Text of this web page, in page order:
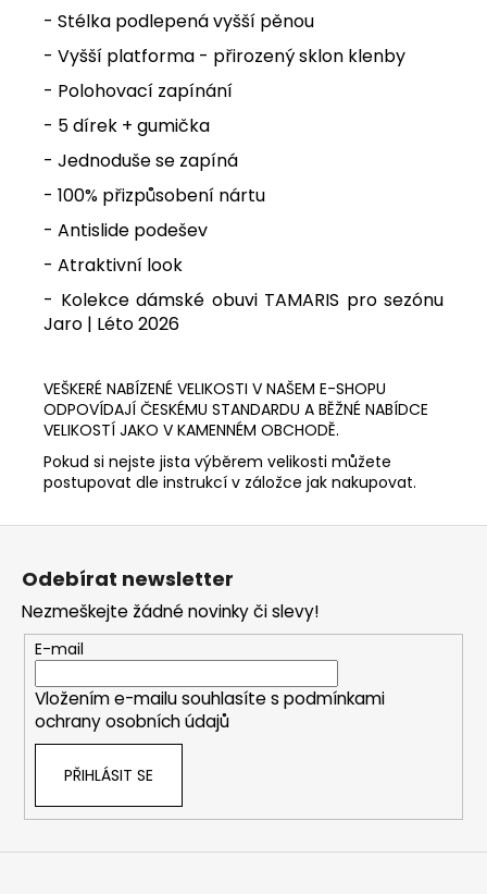
- Stélka podlepená vyšší pěnou
- Vyšší platforma - přirozený sklon klenby
- Polohovací zapínání
- 5 dírek + gumička
- Jednoduše se zapíná
- 100% přizpůsobení nártu
- Antislide podešev
- Atraktivní look
- Kolekce dámské obuvi TAMARIS pro sezónu
Jaro | Léto 2026
VEŠKERÉ NABÍZENÉ VELIKOSTI V NAŠEM E-SHOPU
ODPOVÍDAJÍ ČESKÉMU STANDARDU A BĚŽNÉ NABÍDCE
VELIKOSTÍ JAKO V KAMENNÉM OBCHODĚ.
Pokud si nejste jista výběrem velikosti můžete
postupovat dle instrukcí v záložce jak nakupovat.
Z
Odebírat newsletter
Nezmeškejte žádné novinky či slevy!
E-mail
Vložením e-mailu souhlasíte s podmínkami
ochrany osobních údajů
PŘIHLÁSIT SE